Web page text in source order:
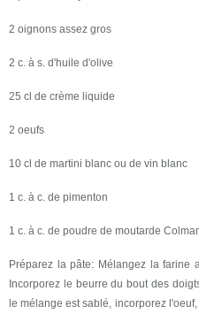
2 oignons assez gros
2 c. à s. d'huile d'olive
25 cl de crème liquide
2 oeufs
10 cl de martini blanc ou de vin blanc
1 c. à c. de pimenton
1 c. à c. de poudre de moutarde
Préparez la pâte: Mélangez la farine
Incorporez le beurre du bout des
le mélange est sablé, incorporez